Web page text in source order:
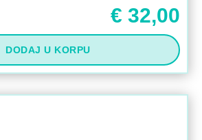
€ 32,00
DODAJ U KORPU